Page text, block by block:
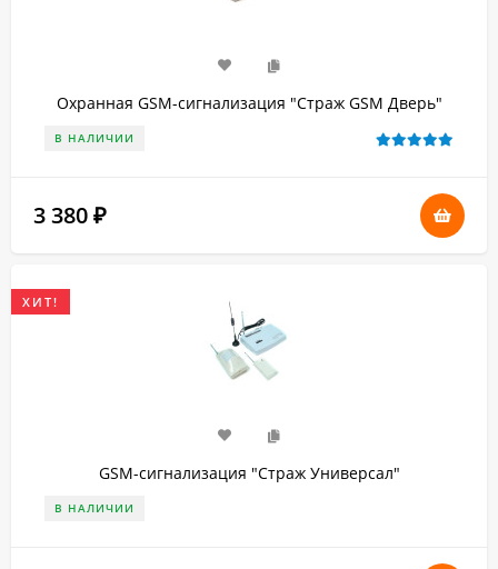
Охранная GSM-сигнализация "Страж GSM Дверь"
В НАЛИЧИИ
3 380 ₽
ХИТ!
GSM-сигнализация "Страж Универсал"
В НАЛИЧИИ